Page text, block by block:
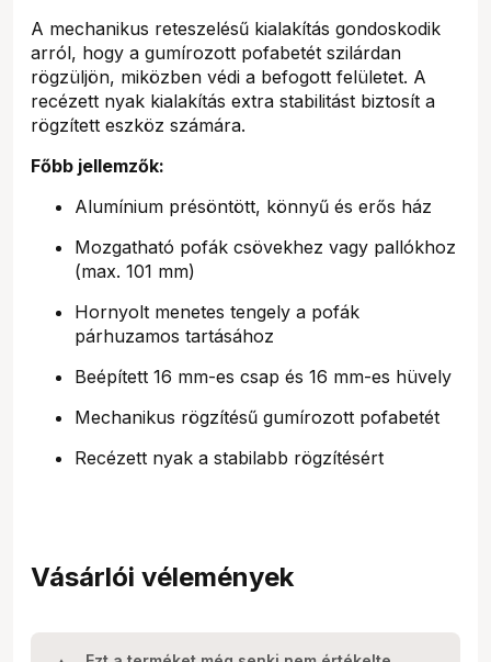
A mechanikus reteszelésű kialakítás gondoskodik
arról, hogy a gumírozott pofabetét szilárdan
rögzüljön, miközben védi a befogott felületet. A
recézett nyak kialakítás extra stabilitást biztosít a
rögzített eszköz számára.
Főbb jellemzők:
Alumínium présöntött, könnyű és erős ház
Mozgatható pofák csövekhez vagy pallókhoz
(max. 101 mm)
Hornyolt menetes tengely a pofák
párhuzamos tartásához
Beépített 16 mm-es csap és 16 mm-es hüvely
Mechanikus rögzítésű gumírozott pofabetét
Recézett nyak a stabilabb rögzítésért
Vásárlói vélemények